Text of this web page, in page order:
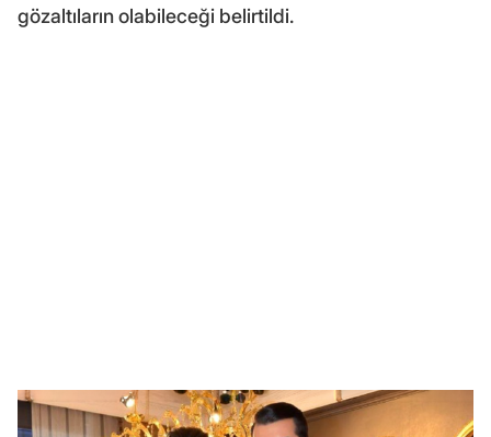
gözaltıların olabileceği belirtildi.